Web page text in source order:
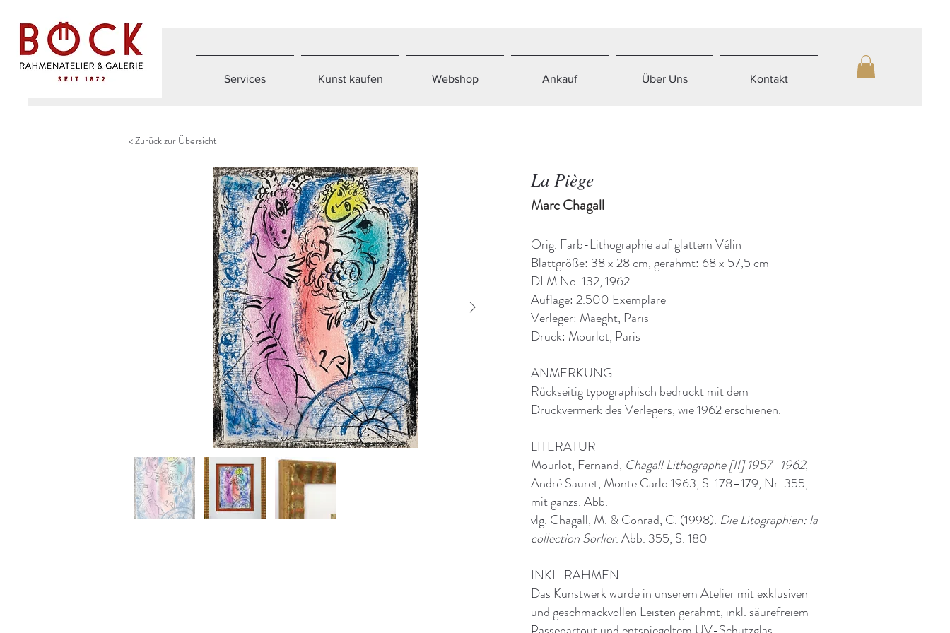
Services Kunst kaufen Webshop Ankauf Über Uns Kontakt
< Zurück zur Übersicht
La Piège
Marc Chagall
Orig. Farb-Lithographie auf glattem Vélin
Blattgröße: 38 x 28 cm, gerahmt: 68 x 57,5 cm
DLM No. 132, 1962
Auflage: 2.500 Exemplare
Verleger: Maeght, Paris
Druck: Mourlot, Paris
ANMERKUNG
Rückseitig typographisch bedruckt mit dem
Druckvermerk des Verlegers, wie 1962 erschienen.
LITERATUR
Mourlot, Fernand, Chagall Lithographe [II] 1957–1962,
André Sauret, Monte Carlo 1963, S. 178–179, Nr. 355,
mit ganzs. Abb.
vlg. Chagall, M. & Conrad, C. (1998). Die Litographien: la
collection Sorlier. Abb. 355, S. 180
INKL. RAHMEN
Das Kunstwerk wurde in unserem Atelier mit exklusiven
und geschmackvollen Leisten gerahmt, inkl. säurefreiem